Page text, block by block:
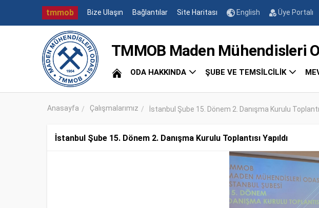
tmmob Bize Ulaşın Bağlantılar Site Haritası English Üye Portalı
TMMOB Maden Mühendisleri
ODA HAKKINDA ŞUBE VE TEMSİLCİLİK
Anasayfa Çalışmalarımız İstanbul Şube 15. Dönem 2. Danışma Kurulu
İstanbul Şube 15. Dönem 2. Danışma Kurulu Toplantısı Yapıldı